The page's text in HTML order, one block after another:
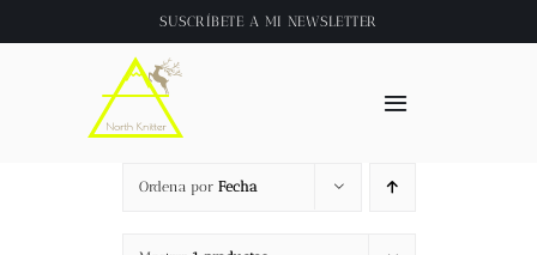
al
SUSCRÍBETE A MI NEWSLETTER
Toggle
About
Ordena por Fecha